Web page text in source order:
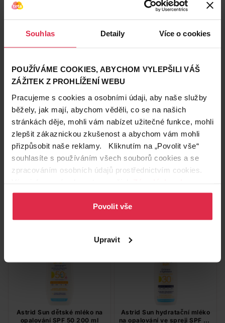
Souhlas Detaily Více o cookies
POUŽÍVÁME COOKIES, ABYCHOM VYLEPŠILI VÁŠ
ZÁŽITEK Z PROHLÍŽENÍ WEBU
Pracujeme s cookies a osobními údaji, aby naše služby
běžely, jak mají, abychom věděli, co se na našich
stránkách děje, mohli vám nabízet užitečné funkce, mohli
zlepšit zákaznickou zkušenost a abychom vám mohli
přizpůsobit naše reklamy. Kliknutím na „Povolit vše“
souhlasíte s používáním všech souborů cookies a se
zpracováním osobních údajů prostřednictvím cookies.
osobních údajů.
Povolit vše
Upravit
824,50 Kč/lit
Nivea Sun Derma Skin Clear
lehký pleťový krém na
opalování OF 50+ 40 ml
399,00 Kč
239,90 Kč
5 997,50 Kč/lit
Helios Herb krém na
opalování SPF50 75 ml
179,90 Kč
99,90 Kč
1 332,00 Kč/lit
-40 %
Astrid Sun dětské mléko na
opalování SPF 50 200 ml
Astrid Sun hydratační mléko
na opalování ve spreji SPF 30